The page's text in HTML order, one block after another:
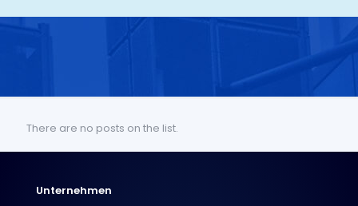
There are no posts on the list.
Unternehmen